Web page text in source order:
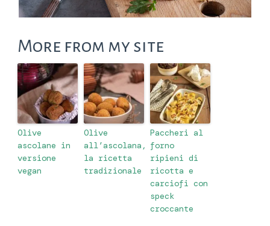
More from my site
Olive
ascolane in
versione
vegan
Olive
all’ascolana,
la ricetta
tradizionale
Paccheri al
forno
ripieni di
ricotta e
carciofi con
speck
croccante